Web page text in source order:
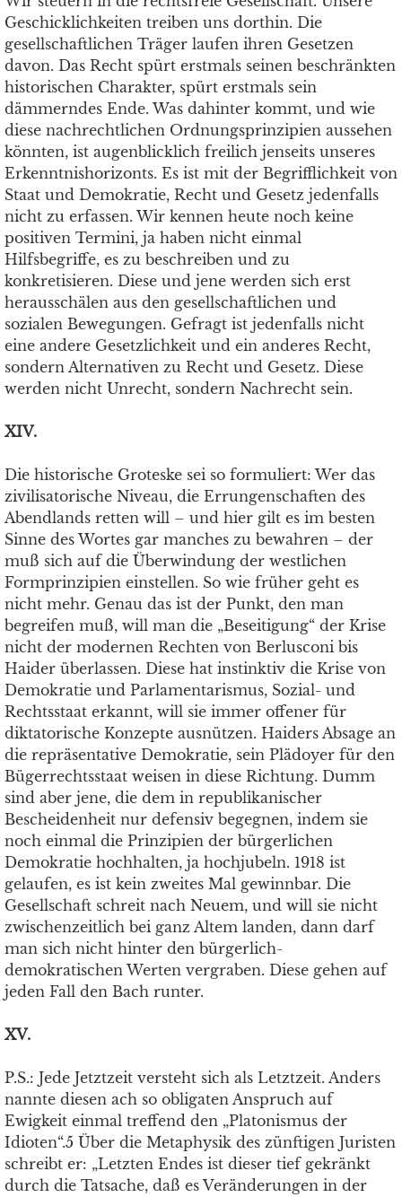
Geschicklichkeiten treiben uns dorthin. Die
gesellschaftlichen Träger laufen ihren Gesetzen
davon. Das Recht spürt erstmals seinen beschränkten
historischen Charakter, spürt erstmals sein
dämmerndes Ende. Was dahinter kommt, und wie
diese nachrechtlichen Ordnungsprinzipien aussehen
könnten, ist augenblicklich freilich jenseits unseres
Erkenntnishorizonts. Es ist mit der Begrifflichkeit von
Staat und Demokratie, Recht und Gesetz jedenfalls
nicht zu erfassen. Wir kennen heute noch keine
positiven Termini, ja haben nicht einmal
Hilfsbegriffe, es zu beschreiben und zu
konkretisieren. Diese und jene werden sich erst
herausschälen aus den gesellschaftlichen und
sozialen Bewegungen. Gefragt ist jedenfalls nicht
eine andere Gesetzlichkeit und ein anderes Recht,
sondern Alternativen zu Recht und Gesetz. Diese
werden nicht Unrecht, sondern Nachrecht sein.
XIV.
Die historische Groteske sei so formuliert: Wer das
zivilisatorische Niveau, die Errungenschaften des
Abendlands retten will – und hier gilt es im besten
Sinne des Wortes gar manches zu bewahren – der
muß sich auf die Überwindung der westlichen
Formprinzipien einstellen. So wie früher geht es
nicht mehr. Genau das ist der Punkt, den man
begreifen muß, will man die „Beseitigung“ der Krise
nicht der modernen Rechten von Berlusconi bis
Haider überlassen. Diese hat instinktiv die Krise von
Demokratie und Parlamentarismus, Sozial- und
Rechtsstaat erkannt, will sie immer offener für
diktatorische Konzepte ausnützen. Haiders Absage an
die repräsentative Demokratie, sein Plädoyer für den
Bügerrechtsstaat weisen in diese Richtung. Dumm
sind aber jene, die dem in republikanischer
Bescheidenheit nur defensiv begegnen, indem sie
noch einmal die Prinzipien der bürgerlichen
Demokratie hochhalten, ja hochjubeln. 1918 ist
gelaufen, es ist kein zweites Mal gewinnbar. Die
Gesellschaft schreit nach Neuem, und will sie nicht
zwischenzeitlich bei ganz Altem landen, dann darf
man sich nicht hinter den bürgerlich-
demokratischen Werten vergraben. Diese gehen auf
jeden Fall den Bach runter.
XV.
P.S.: Jede Jetztzeit versteht sich als Letztzeit. Anders
nannte diesen ach so obligaten Anspruch auf
Ewigkeit einmal treffend den „Platonismus der
Idioten“.5 Über die Metaphysik des zünftigen Juristen
schreibt er: „Letzten Endes ist dieser tief gekränkt
durch die Tatsache, daß es Veränderungen in der